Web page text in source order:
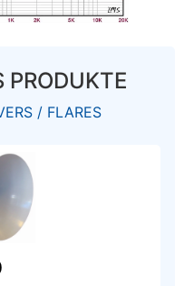
PRODUKTE
/ FLARES